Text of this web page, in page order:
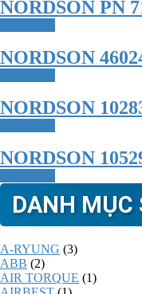
NORDSON PN
NORDSON
NORDSON
NORDSON
DANH
A-RYUNG (3)
ABB (2)
AIR TORQUE (1)